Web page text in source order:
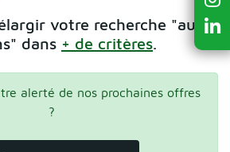
votre recherche "aux
dans + de critères.
alerté de nos prochaines offres
?